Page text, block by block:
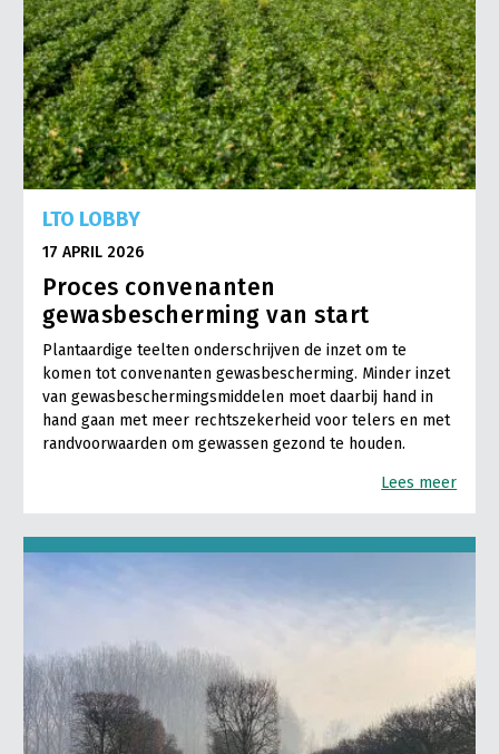
LTO LOBBY
17 APRIL 2026
Proces convenanten
gewasbescherming van start
Plantaardige teelten onderschrijven de inzet om te
komen tot convenanten gewasbescherming. Minder inzet
van gewasbeschermingsmiddelen moet daarbij hand in
hand gaan met meer rechtszekerheid voor telers en met
randvoorwaarden om gewassen gezond te houden.
Lees meer